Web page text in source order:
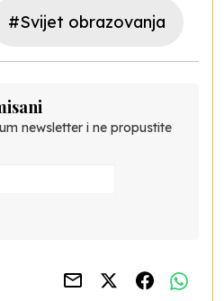
#Svijet obrazovanja
newsletter i ne propustite